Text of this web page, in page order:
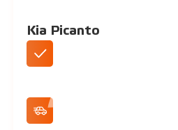
Kia Picanto